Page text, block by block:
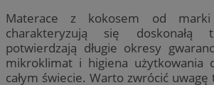
Materace z kokosem od
charakteryzują się doskonałą
potwierdzają długie okresy
mikroklimat i higiena użytkowania
całym świecie. Warto zwrócić